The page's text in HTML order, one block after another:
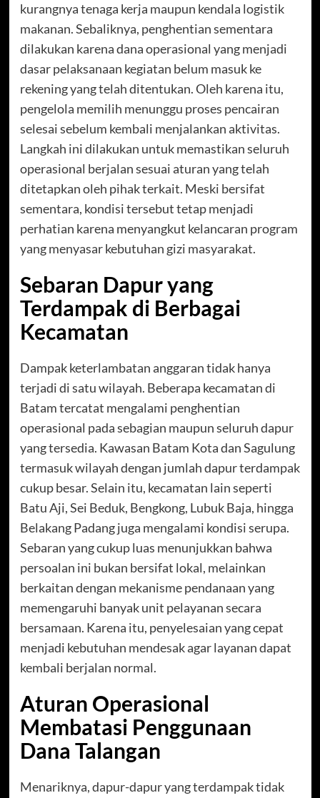
kurangnya tenaga kerja maupun kendala logistik
makanan. Sebaliknya, penghentian sementara
dilakukan karena dana operasional yang menjadi
dasar pelaksanaan kegiatan belum masuk ke
rekening yang telah ditentukan. Oleh karena itu,
pengelola memilih menunggu proses pencairan
selesai sebelum kembali menjalankan aktivitas.
Langkah ini dilakukan untuk memastikan seluruh
operasional berjalan sesuai aturan yang telah
ditetapkan oleh pihak terkait. Meski bersifat
sementara, kondisi tersebut tetap menjadi
perhatian karena menyangkut kelancaran program
yang menyasar kebutuhan gizi masyarakat.
Sebaran Dapur yang
Terdampak di Berbagai
Kecamatan
Dampak keterlambatan anggaran tidak hanya
terjadi di satu wilayah. Beberapa kecamatan di
Batam tercatat mengalami penghentian
operasional pada sebagian maupun seluruh dapur
yang tersedia. Kawasan Batam Kota dan Sagulung
termasuk wilayah dengan jumlah dapur terdampak
cukup besar. Selain itu, kecamatan lain seperti
Batu Aji, Sei Beduk, Bengkong, Lubuk Baja, hingga
Belakang Padang juga mengalami kondisi serupa.
Sebaran yang cukup luas menunjukkan bahwa
persoalan ini bukan bersifat lokal, melainkan
berkaitan dengan mekanisme pendanaan yang
memengaruhi banyak unit pelayanan secara
bersamaan. Karena itu, penyelesaian yang cepat
menjadi kebutuhan mendesak agar layanan dapat
kembali berjalan normal.
Aturan Operasional
Membatasi Penggunaan
Dana Talangan
Menariknya, dapur-dapur yang terdampak tidak